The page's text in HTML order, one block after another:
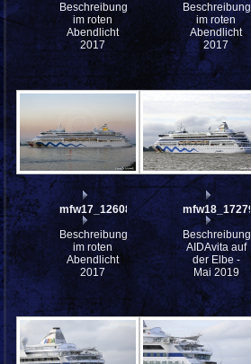
Beschreibung:
im roten
Abendlicht
2017
Beschreibung:
im roten
Abendlicht
2017
mfw17_126085
Beschreibung:
im roten
Abendlicht
2017
AIDAvita auf
der Elbe -
Mai 2019